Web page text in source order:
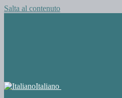
Salta al contenuto
Italiano